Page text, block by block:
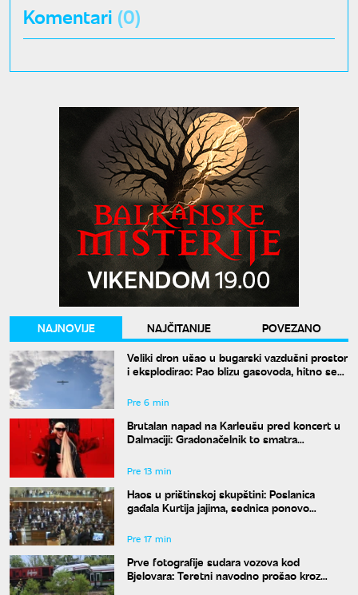
Komentari (0)
NAJNOVIJE NAJČITANIJE
POVEZANO
Veliki dron ušao u bugarski vazdušni prostor
i eksplodirao: Pao blizu gasovoda, hitno se
Pre 6 min
Brutalan napad na Karleušu pred koncert u
Dalmaciji: Gradonačelnik to smatra
Pre 13 min
Haos u prištinskoj skupštini: Poslanica
gađala Kurtija jajima, sednica ponovo
Pre 17 min
Prve fotografije sudara vozova kod
Bjelovara: Teretni navodno prošao kroz